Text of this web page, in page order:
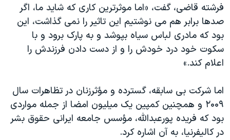
فرشته قاضی، گفت، «اما موثرترین کاری که شاید ما، اگر
صدها برابر هم می نوشتیم این تاثیر را نمی گذاشت، این
بود که مادری لباس سیاه بپوشد و به پارک برود و با
سکوت خود درد خودش را و از دست دادن فرزندش را
اعلام کند.»
اما شرکت بی سابقه، گسترده و مؤثرزنان در تظاهرات سال
۲۰۰۹ و همچنین کمپین یک میلیون امضا از جمله مواردی
بود که فریده پورعبدالله، مؤسس جامعه ایرانی حقوق بشر
در کالیفرنیا، به آن اشاره کرد.